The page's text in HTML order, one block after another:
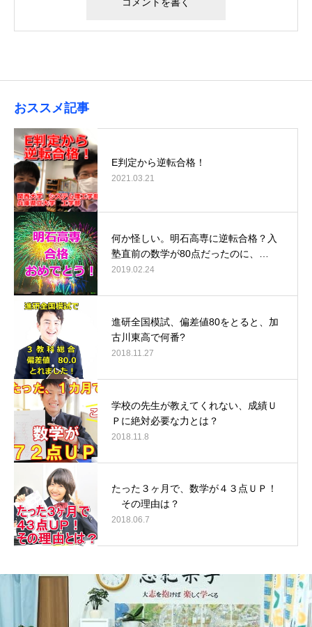
おススメ記事
E判定から逆転合格！
2021.03.21
何か怪しい。明石高専に逆転合格？入
塾直前の数学が80点だったのに、…
2019.02.24
進研全国模試、偏差値80をとると、加
古川東高で何番?
2018.11.27
学校の先生が教えてくれない、成績Ｕ
Ｐに絶対必要な力とは？
2018.11.8
たった３ヶ月で、数学が４３点ＵＰ！
その理由は？
2018.06.7